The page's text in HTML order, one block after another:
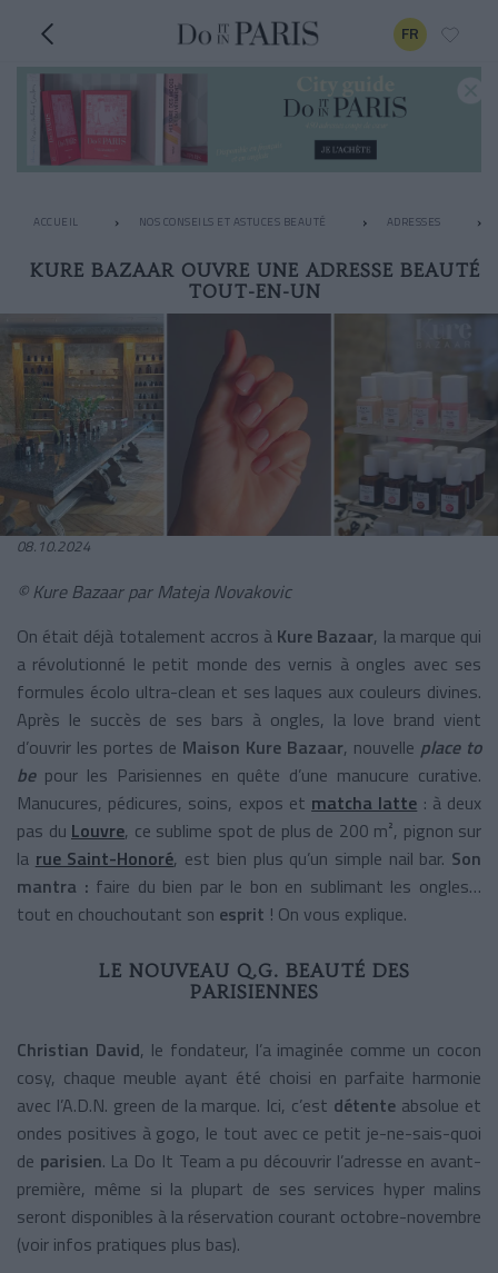
FR
ACCUEIL NOS CONSEILS ET ASTUCES BEAUTÉ ADRESSES
KURE BAZAAR OUVRE UNE ADRESSE BEAUTÉ
TOUT-EN-UN
08.10.2024
© Kure Bazaar par Mateja Novakovic
On était déjà totalement accros à Kure Bazaar, la marque qui
a révolutionné le petit monde des vernis à ongles avec ses
formules écolo ultra-clean et ses laques aux couleurs divines.
Après le succès de ses bars à ongles, la love brand vient
d’ouvrir les portes de Maison Kure Bazaar, nouvelle place to
be pour les Parisiennes en quête d’une manucure curative.
Manucures, pédicures, soins, expos et matcha latte : à deux
pas du Louvre, ce sublime spot de plus de 200 m², pignon sur
la rue Saint-Honoré, est bien plus qu’un simple nail bar. Son
mantra : faire du bien par le bon en sublimant les ongles…
tout en chouchoutant son esprit ! On vous explique.
LE NOUVEAU Q.G. BEAUTÉ DES
PARISIENNES
Christian David, le fondateur, l’a imaginée comme un cocon
cosy, chaque meuble ayant été choisi en parfaite harmonie
avec l’A.D.N. green de la marque. Ici, c’est détente absolue et
ondes positives à gogo, le tout avec ce petit je-ne-sais-quoi
de parisien. La Do It Team a pu découvrir l’adresse en avant-
première, même si la plupart de ses services hyper malins
seront disponibles à la réservation courant octobre-novembre
(voir infos pratiques plus bas).